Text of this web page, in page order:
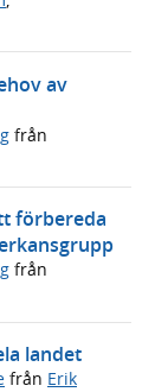
av
från
förbereda
från
landet
från Erik